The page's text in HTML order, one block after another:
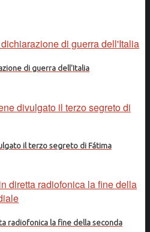
di guerra dell'Italia
il terzo segreto di Fátima
radiofonica la fine della seconda